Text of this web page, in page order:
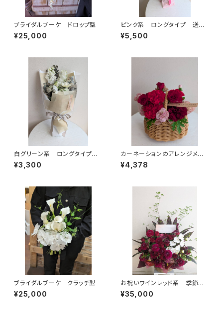
ブライダルブーケ ドロップ型
¥25,000
ピンク系 ロングタイプ 送料
別
¥5,500
白グリーン系 ロングタイプ
送料別
¥3,300
カーネーションのアレンジメン
ト 手付きかご 赤系 ３９８０
円（税別）
¥4,378
ブライダルブーケ クラッチ型
¥25,000
お祝いワインレッド系 季節の
お任せアレンジメント 送料
別 札別
¥35,000